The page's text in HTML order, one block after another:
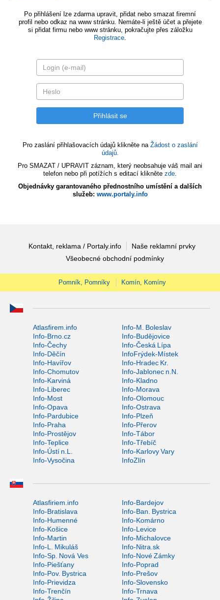
Po přihlášení lze zdarma upravit, přidat nebo smazat firemní
profil nebo odkaz na www stránku. Nemáte-li ještě účet a přejete
si přidat firmu nebo www stránku, pokračujte přes záložku
Registrace.
Pro zaslání přihlašovacích údajů klikněte na Žádost o zaslání
údajů.
Pro SMAZAT / UPRAVIT záznam, který neobsahuje váš mail ani
telefon nebo při potížích s editací klikněte zde.
Objednávky garantovaného přednostního umístění a dalších
služeb: www.portaly.info
Kontakt, reklama / Portaly.info
Naše reklamní prvky
Všeobecné obchodní podmínky
Pomník, Pomníky Komín, Komíny
Atlasfirem.info
Info-M. Boleslav
Info-Brno.cz
Info-Budějovice
Info-Čechy
Info-Česká Lípa
Info-Děčín
InfoFrýdek-Místek
Info-Havířov
Info-Hradec Kr.
Info-Chomutov
Info-Jablonec n.N.
Info-Karviná
Info-Kladno
Info-Liberec
Info-Morava
Info-Most
Info-Olomouc
Info-Opava
Info-Ostrava
Info-Pardubice
Info-Plzeň
Info-Praha
Info-Přerov
Info-Prostějov
Info-Tábor
Info-Teplice
Info-Třebíč
Info-Ústí n.L.
Info-Karlovy Vary
Info-Vysočina
InfoZlín
Atlasfiriem.info
Info-Bardejov
Info-Bratislava
Info-Ban. Bystrica
Info-Humenné
Info-Komárno
Info-Košice
Info-Levice
Info-Martin
Info-Michalovce
Info-L. Mikuláš
Info-Nitra.sk
Info-Sp. Nová Ves
Info-Nové Zámky
Info-Piešťany
Info-Poprad
Info-Pov. Bystrica
Info-Prešov
Info-Prievidza
Info-Slovensko
Info-Trenčín
Info-Trnava